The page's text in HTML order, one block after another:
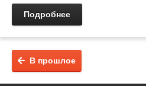
Подробнее
В прошлое